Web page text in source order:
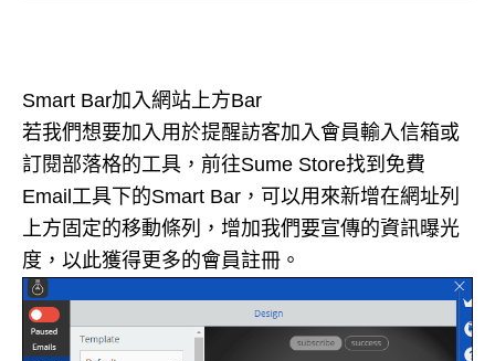
Smart Bar加入網站上方Bar
若我們想要加入用於提醒訪客加入會員輸入信箱或
訂閱部落格的工具，前往Sume Store找到免費
Email工具下的Smart Bar，可以用來新增在網址列
上方固定的移動條列，增加我們要宣傳的資訊曝光
度，以此獲得更多的會員註冊。